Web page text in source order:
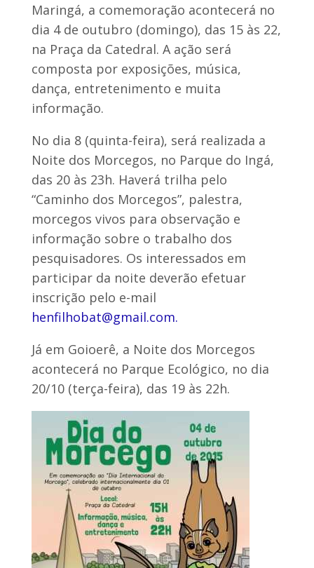
Maringá, a comemoração acontecerá no
dia 4 de outubro (domingo), das 15 às 22,
na Praça da Catedral. A ação será
composta por exposições, música,
dança, entretenimento e muita
informação.
No dia 8 (quinta-feira), será realizada a
Noite dos Morcegos, no Parque do Ingá,
das 20 às 23h. Haverá trilha pelo
“Caminho dos Morcegos”, palestra,
morcegos vivos para observação e
informação sobre o trabalho dos
pesquisadores. Os interessados em
participar da noite deverão efetuar
inscrição pelo e-mail
henfilhobat@gmail.com.
Já em Goioerê, a Noite dos Morcegos
acontecerá no Parque Ecológico, no dia
20/10 (terça-feira), das 19 às 22h.